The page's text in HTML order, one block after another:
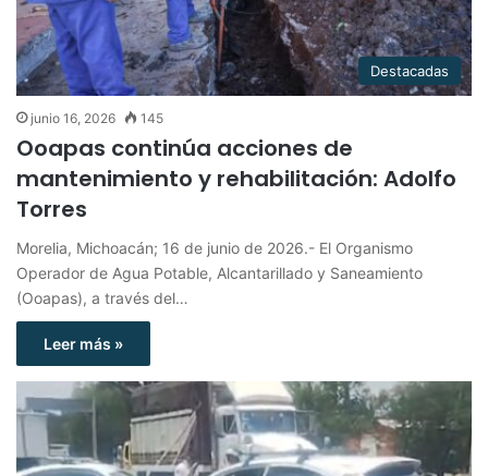
Destacadas
junio 16, 2026 145
Ooapas continúa acciones de
mantenimiento y rehabilitación: Adolfo
Torres
Morelia, Michoacán; 16 de junio de 2026.- El Organismo
Operador de Agua Potable, Alcantarillado y Saneamiento
(Ooapas), a través del…
Leer más »